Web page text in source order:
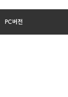
PC버전